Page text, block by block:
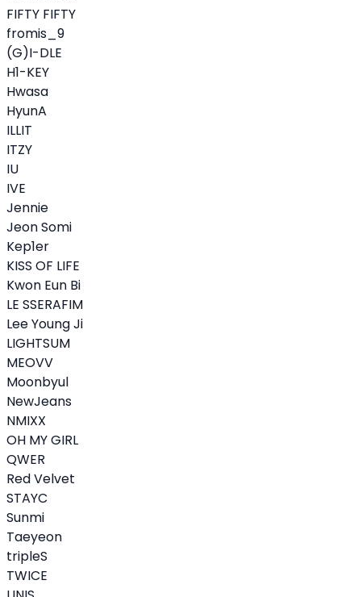
FIFTY FIFTY
fromis_9
(G)I-DLE
H1-KEY
Hwasa
HyunA
ILLIT
ITZY
IU
IVE
Jennie
Jeon Somi
Kep1er
KISS OF LIFE
Kwon Eun Bi
LE SSERAFIM
Lee Young Ji
LIGHTSUM
MEOVV
Moonbyul
NewJeans
NMIXX
OH MY GIRL
QWER
Red Velvet
STAYC
Sunmi
Taeyeon
tripleS
TWICE